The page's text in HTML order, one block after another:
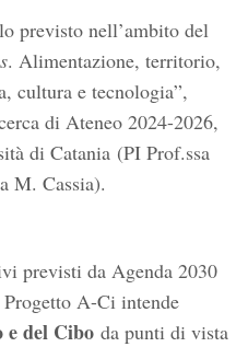
previsto nell’ambito del
. Alimentazione, territorio,
cultura e tecnologia”,
di Ateneo 2024-2026,
di Catania (PI Prof.ssa
M. Cassia).
previsti da Agenda 2030
A-Ci intende
del Cibo da punti di vista